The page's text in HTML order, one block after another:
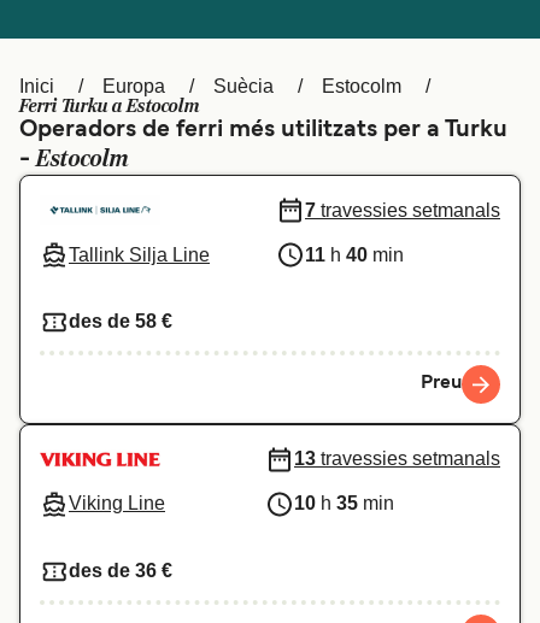
Ελλάδα Belgique (FR)
Polska Deutschland
Schweiz (DE) Norge
Inici Europa Suècia Estocolm
Ferri Turku a Estocolm
Operadors de ferri més utilitzats per a Turku
-Estocolm
Tallink Silja Line
7 travessies setmanals
11 h 40 min
des de 58 €
Preu
Viking Line
13 travessies setmanals
10 h 35 min
des de 36 €